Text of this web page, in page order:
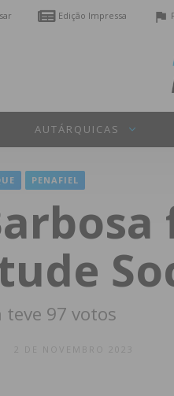
Edição Impressa
AUTÁRQUICAS
PENAFIEL
teve 97 votos